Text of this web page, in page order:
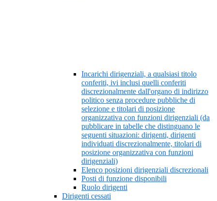
Incarichi dirigenziali, a qualsiasi titolo
conferiti, ivi inclusi quelli conferiti
discrezionalmente dall'organo di indirizzo
politico senza procedure pubbliche di
selezione e titolari di posizione
organizzativa con funzioni dirigenziali (da
pubblicare in tabelle che distinguano le
seguenti situazioni: dirigenti, dirigenti
individuati discrezionalmente, titolari di
posizione organizzativa con funzioni
dirigenziali)
Elenco posizioni dirigenziali discrezionali
Posti di funzione disponibili
Ruolo dirigenti
Dirigenti cessati